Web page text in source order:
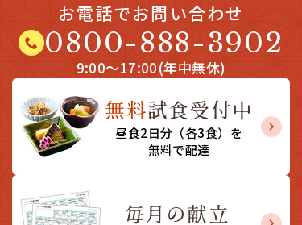
お電話でお問い合わせ
0800-888-3902
9:00～17:00(年中無休)
無料試食受付中
昼食2日分（各3食） を
無料で配達
毎月の献立